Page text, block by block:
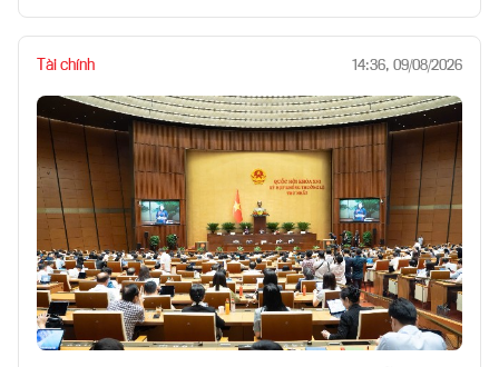
Tài chính 14:36, 09/08/2026